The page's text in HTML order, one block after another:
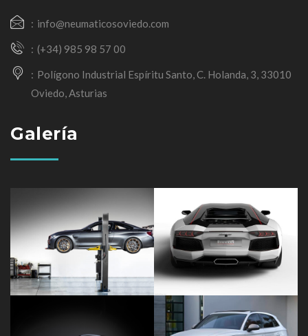
info@neumaticosoviedo.com
(+34) 985 98 57 00
Polígono Industrial Espíritu Santo, C. Holanda, 3, 33010
Oviedo, Asturias
Galería